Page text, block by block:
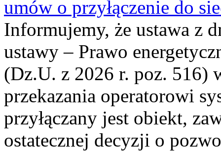
umów o przyłączenie do
Informujemy, że ustawa z
ustawy – Prawo
(Dz.U. z 2026 r. poz. 516)
przekazania operatorowi
przyłączany jest obiekt,
ostatecznej decyzji o